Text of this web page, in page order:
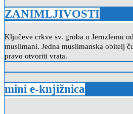
ZANIMLJIVOSTI
Ključeve crkve sv. groba u Jeruzlemu
muslimani. Jedna muslimanska obitelj
pravo otvoriti vrata.
mini e-knjižnica